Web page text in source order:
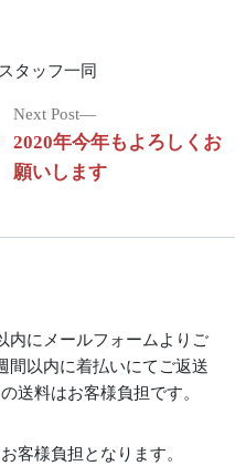
タッフ一同
Next Post
Next
post:
2020年今年もよろしくお
願いします
内にメールフォームよりご
間以内に着払いにてご返送
送料はお客様負担です。
客様負担となります。